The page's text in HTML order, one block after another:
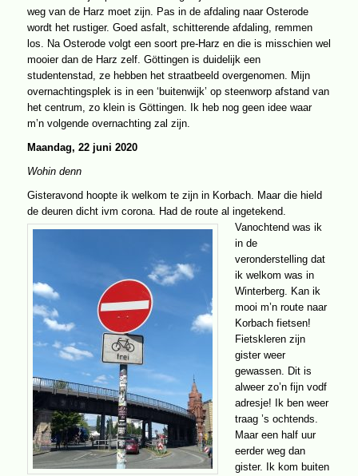
weg van de Harz moet zijn. Pas in de afdaling naar Osterode
wordt het rustiger. Goed asfalt, schitterende afdaling, remmen
los. Na Osterode volgt een soort pre-Harz en die is misschien wel
mooier dan de Harz zelf. Göttingen is duidelijk een
studentenstad, ze hebben het straatbeeld overgenomen. Mijn
overnachtingsplek is in een ‘buitenwijk’ op steenworp afstand van
het centrum, zo klein is Göttingen. Ik heb nog geen idee waar
m’n volgende overnachting zal zijn.
Maandag, 22 juni 2020
Wohin denn
Gisteravond hoopte ik welkom te zijn in Korbach. Maar die hield
de deuren dicht ivm corona. Had de route al ingetekend.
Vanochtend was ik
in de
veronderstelling dat
ik welkom was in
Winterberg. Kan ik
mooi m’n route naar
Korbach fietsen!
Fietskleren zijn
gister weer
gewassen. Dit is
alweer zo’n fijn vodf
adresje! Ik ben weer
traag ’s ochtends.
Maar een half uur
eerder weg dan
gister. Ik kom buiten